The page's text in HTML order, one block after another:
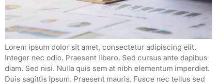
Lorem ipsum dolor sit amet, consectetur adipiscing elit.
Integer nec odio. Praesent libero. Sed cursus ante dapibus
diam. Sed nisi. Nulla quis sem at nibh elementum imperdiet.
Duis sagittis ipsum. Praesent mauris. Fusce nec tellus sed